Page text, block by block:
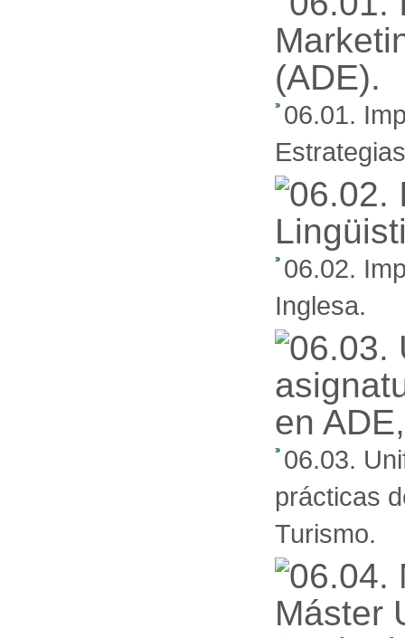
06.01.
06.02.
Inglesa.
06.03.
prácticas
Turismo.